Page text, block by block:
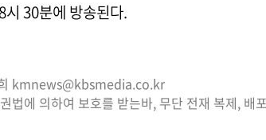
시 30분에 방송된다.
kmnews@kbsmedia.co.kr
법에 의하여 보호를 받는바, 무단 전재 복제, 배